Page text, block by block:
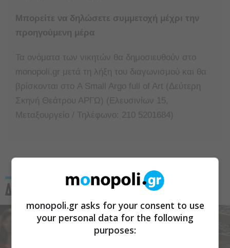
Μπορείτε να δηλώσετε συμμετοχή μέχρι την
προηγούμενη μέρα
Τα ονόματα των νικητών θα δημοσιευθούν στο
monopoli.gr μετά τη λήξη του διαγωνισμού και θα
βρίσκονται στο A Small Argo full of Art (Δεύτερη
Σκηνή Θεάτρου ΑΡΓΩ) (Ελευσινίων 15,
Μεταξουργείο / Τηλέφωνο: 210 5201684)
Δείτε Επίσης
monopoli.gr asks for your consent to use
your personal data for the following
purposes: